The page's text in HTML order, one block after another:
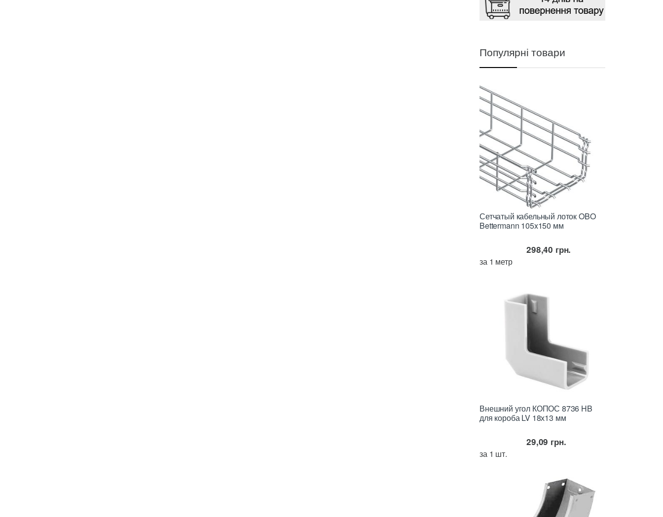
Популярні товари
Сетчатый кабельный лоток OBO
Bettermann 105x150 мм
298,40 грн.
за 1 метр
Внешний угол КОПОС 8736 HB
для короба LV 18х13 мм
29,09 грн.
за 1 шт.